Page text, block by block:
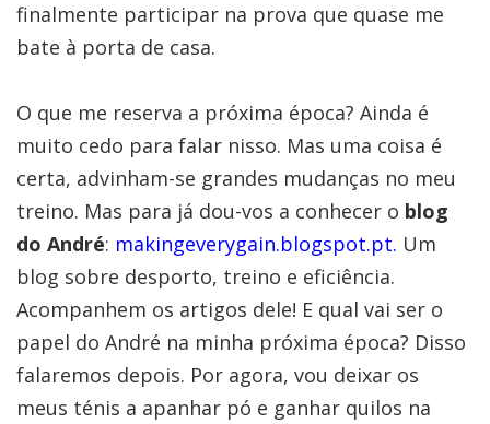
finalmente participar na prova que quase me
bate à porta de casa.
O que me reserva a próxima época? Ainda é
muito cedo para falar nisso. Mas uma coisa é
certa, advinham-se grandes mudanças no meu
treino. Mas para já dou-vos a conhecer o blog
do André: makingeverygain.blogspot.pt. Um
blog sobre desporto, treino e eficiência.
Acompanhem os artigos dele! E qual vai ser o
papel do André na minha próxima época? Disso
falaremos depois. Por agora, vou deixar os
meus ténis a apanhar pó e ganhar quilos na